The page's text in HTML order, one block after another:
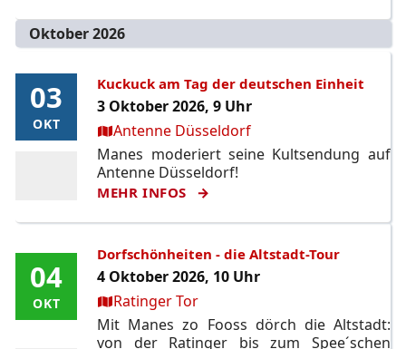
Oktober 2026
03
OKT
03
OKT
Kuckuck am Tag der deutschen Einheit
3 Oktober 2026, 9 Uhr
Ort:Antenne Düsseldorf
Manes moderiert seine Kultsendung auf
Antenne Düsseldorf!
MEHR INFOS
04
OKT
04
OKT
Dorfschönheiten - die Altstadt-Tour
4 Oktober 2026, 10 Uhr
Ort:Ratinger Tor
Mit Manes zo Fooss dörch die Altstadt:
von der Ratinger bis zum Spee´schen